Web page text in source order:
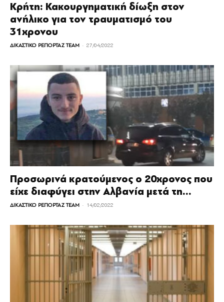
Κρήτη: Κακουργηματική δίωξη στον
ανήλικο για τον τραυματισμό του
31χρονου
ΔΙΚΑΣΤΙΚΟ ΡΕΠΟΡΤΑΖ TEAM - 27/04/2022
Προσωρινά κρατούμενος ο 20χρονος που
είχε διαφύγει στην Αλβανία μετά τη...
ΔΙΚΑΣΤΙΚΟ ΡΕΠΟΡΤΑΖ TEAM - 14/02/2022